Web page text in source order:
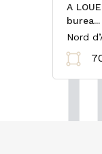
A
burea...
Nord